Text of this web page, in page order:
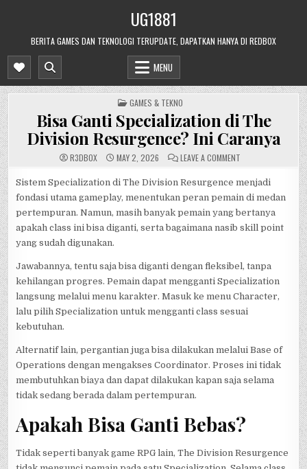
UG1881
BERITA GAMES DAN TEKNOLOGI TERUPDATE, DAPATKAN HANYA DI REDBOX
MENU
POSTED
IN
GAMES & TEKNO
Bisa Ganti Specialization di The
Division Resurgence? Ini Caranya
R3DB0X MAY 2, 2026 LEAVE A COMMENT
SPECIALIZATION
THE
RESURGENCE?
INI
CARANYA
Sistem Specialization di The Division Resurgence menjadi
fondasi utama gameplay, menentukan peran pemain di medan
pertempuran. Namun, masih banyak pemain yang bertanya
apakah class ini bisa diganti, serta bagaimana nasib skill point
yang sudah digunakan.
Jawabannya, tentu saja bisa diganti dengan fleksibel, tanpa
kehilangan progres. Pemain dapat mengganti Specialization
langsung melalui menu karakter. Masuk ke menu Character,
lalu pilih Specialization untuk mengganti class sesuai
kebutuhan.
Alternatif lain, pergantian juga bisa dilakukan melalui Base of
Operations dengan mengakses Coordinator. Proses ini tidak
membutuhkan biaya dan dapat dilakukan kapan saja selama
tidak sedang berada dalam pertempuran.
Apakah Bisa Ganti Bebas?
Tidak seperti banyak game RPG lain, The Division Resurgence